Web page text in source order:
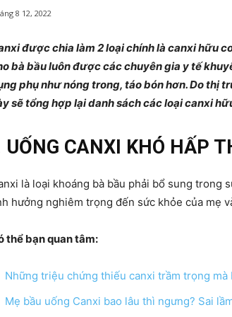
8 12, 2022
được chia làm 2 loại chính là canxi hữu
bà bầu luôn được các chuyên gia y tế
phụ như nóng trong, táo bón hơn. Do thị
sẽ tổng hợp lại danh sách các loại canxi
UỐNG CANXI KHÓ HẤP
là loại khoáng bà bầu phải bổ sung trong
hưởng nghiêm trọng đến sức khỏe của mẹ
thể bạn quan tâm:
Những triệu chứng thiếu canxi trầm trọng mà
Mẹ bầu uống Canxi bao lâu thì ngưng? Sai